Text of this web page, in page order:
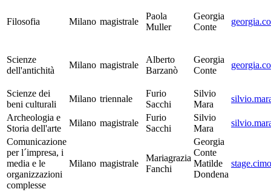
Filosofia Milano magistrale
Paola
Muller
Georgia
Conte
Scienze
dell'antichità
Milano magistrale
Alberto
Barzanò
Georgia
Conte
Scienze dei
beni culturali
Milano triennale
Furio
Sacchi
Silvio
Mara
Archeologia e
Storia dell'arte
Milano magistrale
Furio
Sacchi
Silvio
Mara
Comunicazione
per l´impresa, i
media e le
organizzazioni
complesse
Milano magistrale
Mariagrazia
Fanchi
Georgia
Conte
Matilde
Dondena